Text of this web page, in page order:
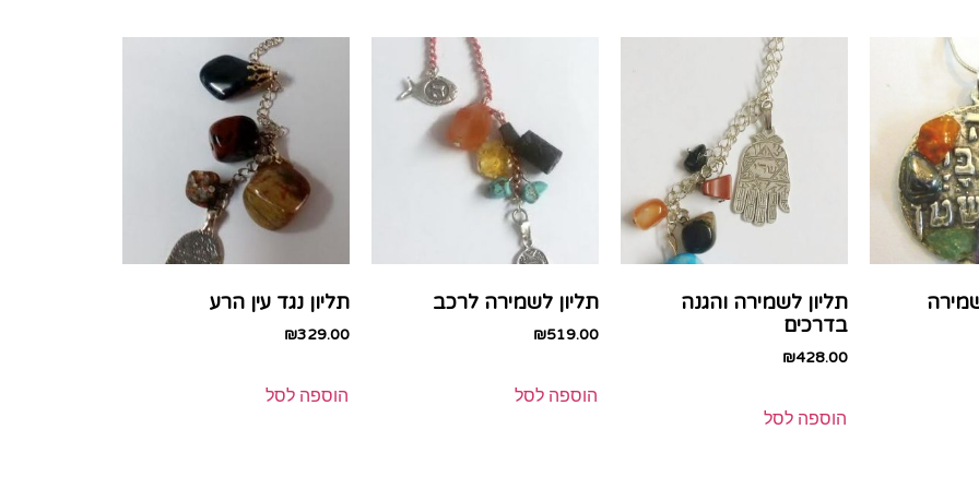
תליון לשמירה והגנה
בדרכים
₪428.00
הוספה לסל
תליון לשמירה לרכב
₪519.00
הוספה לסל
תליון נגד עין הרע
₪329.00
הוספה לסל